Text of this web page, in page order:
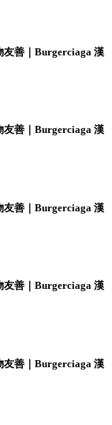
友善｜Burgerciaga 漢
友善｜Burgerciaga 漢
友善｜Burgerciaga 漢
友善｜Burgerciaga 漢
友善｜Burgerciaga 漢